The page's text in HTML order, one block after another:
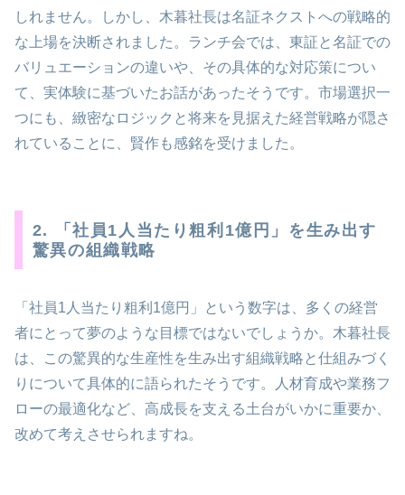
しれません。しかし、木暮社長は名証ネクストへの戦略的
な上場を決断されました。ランチ会では、東証と名証での
バリュエーションの違いや、その具体的な対応策につい
て、実体験に基づいたお話があったそうです。市場選択一
つにも、緻密なロジックと将来を見据えた経営戦略が隠さ
れていることに、賢作も感銘を受けました。
2. 「社員1人当たり粗利1億円」を生み出す
驚異の組織戦略
「社員1人当たり粗利1億円」という数字は、多くの経営
者にとって夢のような目標ではないでしょうか。木暮社長
は、この驚異的な生産性を生み出す組織戦略と仕組みづく
りについて具体的に語られたそうです。人材育成や業務フ
ローの最適化など、高成長を支える土台がいかに重要か、
改めて考えさせられますね。